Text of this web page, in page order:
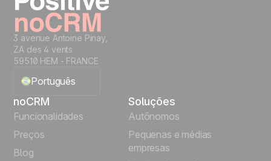
3 avenue Antoine Pinay,
ZA des 4 vents
59510 HEM - FRANCE
Português
English
Français
noCRM
Funcionalidades
Preços
Blog
Soluções
Autônomos
Pequenas e médias
empresas